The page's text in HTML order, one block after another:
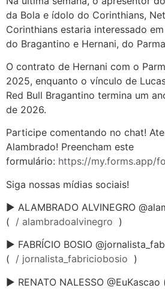
da Bola e ídolo do Corinthians,
Corinthians estaria interessado
do Bragantino e Hernani, do
O contrato de Hernani com o
2025, enquanto o vínculo de
Red Bull Bragantino termina um
de 2026.
Participe comentando no chat!
Alambrado! Preencham este
formulário: https://my.forms.app/
Siga nossas mídias sociais!
► ALAMBRADO ALVINEGRO
( / alambradoalvinegro )
► FABRÍCIO BOSIO
( / jornalista_fabriciobosio )
► RENATO NALESSO @EuKascao